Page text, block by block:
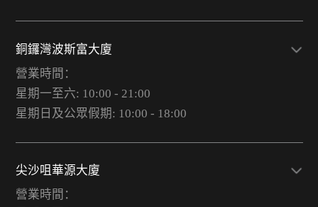
銅鑼灣波斯富大廈
營業時間：
星期一至六: 10:00 - 21:00
星期日及公眾假期: 10:00 - 18:00
尖沙咀華源大廈
營業時間：